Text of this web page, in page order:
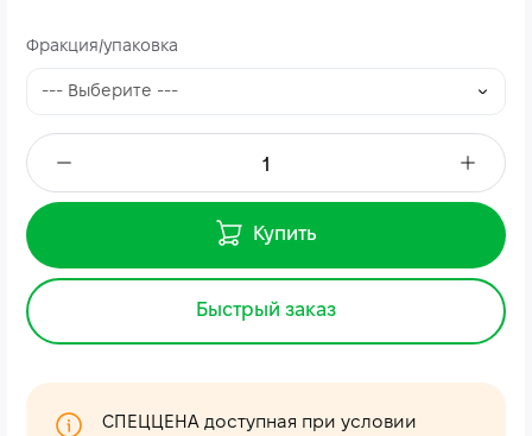
Фракция/упаковка
Купить
Быстрый заказ
СПЕЦЦЕНА доступная при условии